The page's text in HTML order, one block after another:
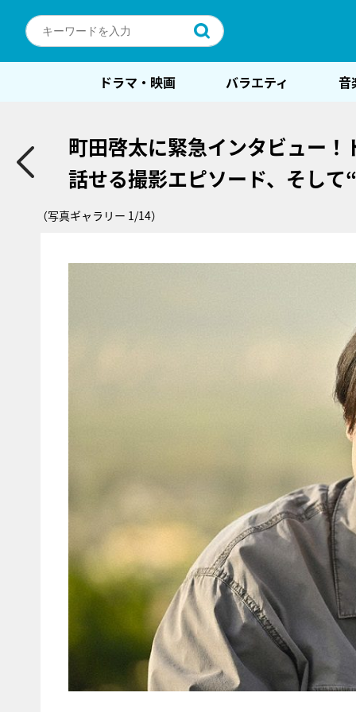
ドラマ・映画 バラエティ 音
町田啓太に緊急インタビュー
話せる撮影エピソード、そして
（写真ギャラリー 1/14）